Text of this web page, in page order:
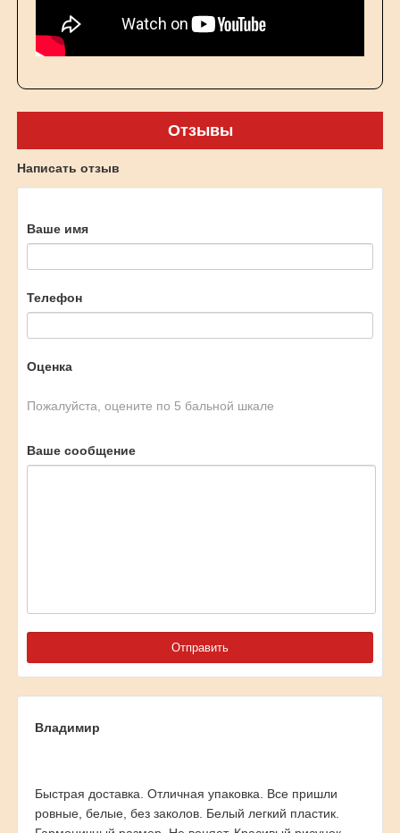
Отзывы
Написать отзыв
Ваше имя
Телефон
Оценка
Пожалуйста, оцените по 5 бальной шкале
Ваше сообщение
Владимир
Быстрая доставка. Отличная упаковка. Все пришли
ровные, белые, без заколов. Белый легкий пластик.